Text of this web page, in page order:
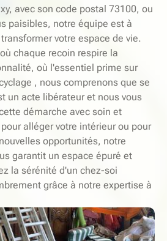
avec son code postal 73100, ou
paisibles, notre équipe est à
votre espace de vie.
chaque recoin respire la
où l'essentiel prime sur
, nous comprenons que se
un acte libérateur et nous vous
démarche avec soin et
alléger votre intérieur ou pour
opportunités, notre
garantit un espace épuré et
la sérénité d'un chez-soi
grâce à notre expertise à